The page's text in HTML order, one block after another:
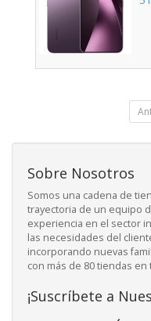
Sobre Nosotros
Somos una cadena de
trayectoria de un equipo
experiencia en el sector
las necesidades del
incorporando nuevas
con más de 80 tiendas
¡Suscríbete a